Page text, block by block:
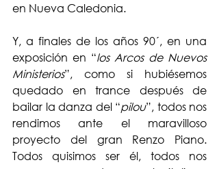
en Nueva Caledonia.
Y, a finales de los años 90´, en una
exposición en “los Arcos de Nuevos
Ministerios”, como si hubiésemos
quedado en trance después de
bailar la danza del “pilou”, todos nos
rendimos ante el maravilloso
proyecto del gran Renzo Piano.
Todos quisimos ser él, todos nos